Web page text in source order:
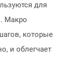
для
Макро
которые
и облегчает